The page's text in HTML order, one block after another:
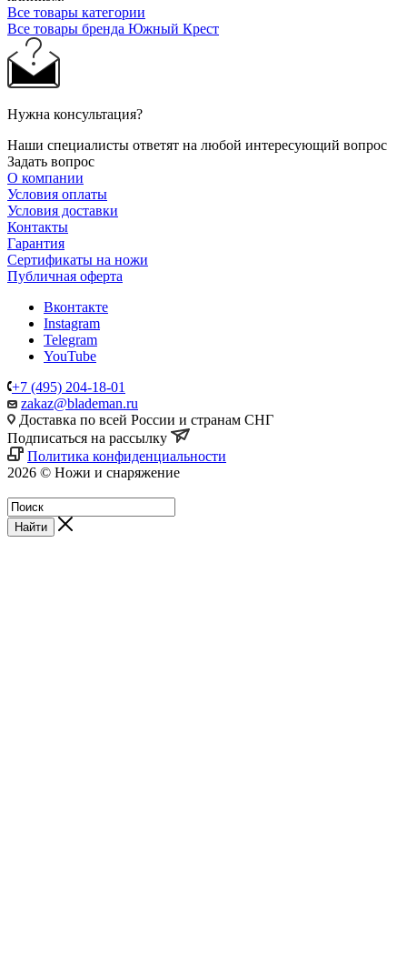
Все товары категории
Все товары бренда Южный Крест
Нужна консультация?
Наши специалисты ответят на любой интересующий вопрос
Задать вопрос
О компании
Условия оплаты
Условия доставки
Контакты
Гарантия
Сертификаты на ножи
Публичная оферта
Вконтакте
Instagram
Telegram
YouTube
+7 (495) 204-18-01
zakaz@blademan.ru
Доставка по всей России и странам СНГ
Подписаться на рассылку
Политика конфиденциальности
2026 © Ножи и снаряжение
Найти